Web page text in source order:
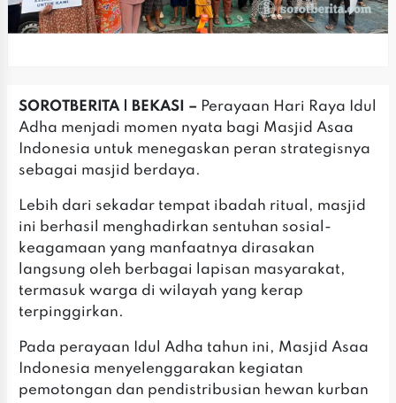
SOROTBERITA | ‎BEKASI – Perayaan Hari Raya Idul
Adha menjadi momen nyata bagi Masjid Asaa
Indonesia untuk menegaskan peran strategisnya
sebagai masjid berdaya.
Lebih dari sekadar tempat ibadah ritual, masjid
ini berhasil menghadirkan sentuhan sosial-
keagamaan yang manfaatnya dirasakan
langsung oleh berbagai lapisan masyarakat,
termasuk warga di wilayah yang kerap
terpinggirkan.
‎Pada perayaan Idul Adha tahun ini, Masjid Asaa
Indonesia menyelenggarakan kegiatan
pemotongan dan pendistribusian hewan kurban